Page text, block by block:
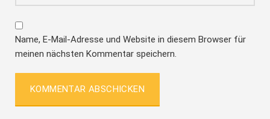
Name, E-Mail-Adresse und Website in diesem Browser für
meinen nächsten Kommentar speichern.